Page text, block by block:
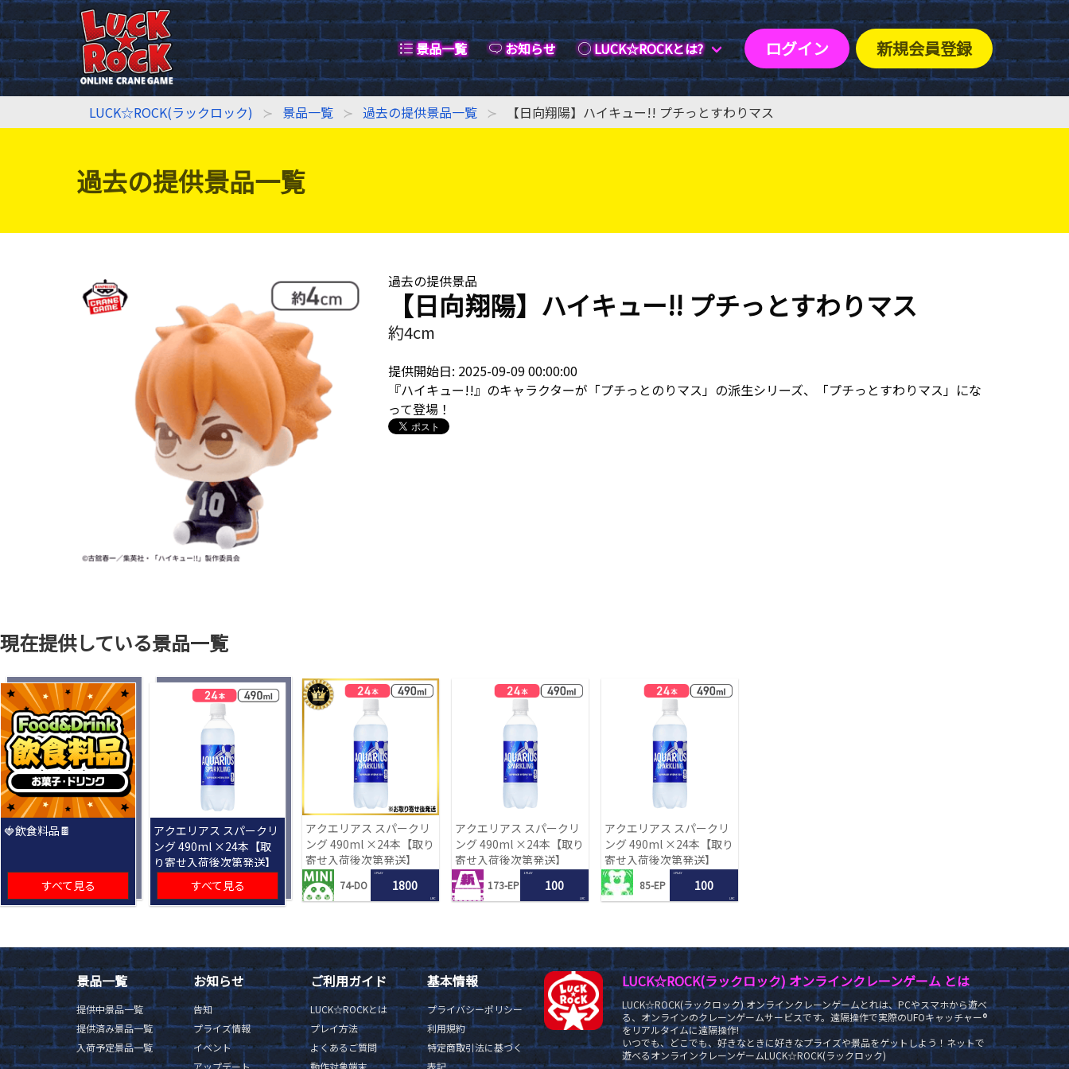
景品一覧 お知らせ LUCK☆ROCKとは? ログイン 新規会員登録
LUCK☆ROCK(ラックロック) 景品一覧 過去の提供景品一覧 【日向翔陽】ハイキュー!! プチっとすわりマス
過去の提供景品一覧
過去の提供景品
【日向翔陽】ハイキュー!! プチっとすわりマス
約4cm
提供開始日: 2025-09-09 00:00:00
『ハイキュー!!』のキャラクターが「プチっとのりマス」の派生シリーズ、「プチっとすわりマス」にな
って登場！
現在提供している景品一覧
🍓飲食料品🍫
すべて見る
アクエリアス スパークリ
ング 490ml ×24本【取
り寄せ入荷後次第発送】
すべて見る
アクエリアス スパークリ
ング 490ml ×24本【取り
寄せ入荷後次第発送】
74-DO
1 PLAY
1800
LRC
アクエリアス スパークリ
ング 490ml ×24本【取り
寄せ入荷後次第発送】
173-EP
1 PLAY
100
LRC
アクエリアス スパークリ
ング 490ml ×24本【取り
寄せ入荷後次第発送】
85-EP
1 PLAY
100
LRC
景品一覧
提供中景品一覧
提供済み景品一覧
入荷予定景品一覧
お知らせ
告知
プライズ情報
イベント
アップデート
ご利用ガイド
LUCK☆ROCKとは
プレイ方法
よくあるご質問
動作対象端末
基本情報
プライバシーポリシー
利用規約
特定商取引法に基づく
表記
LUCK☆ROCK(ラックロック) オンラインクレーンゲーム とは
LUCK☆ROCK(ラックロック) オンラインクレーンゲームとれは、PCやスマホから遊べ
る、オンラインのクレーンゲームサービスです。遠隔操作で実際のUFOキャッチャー®
をリアルタイムに遠隔操作!
いつでも、どこでも、好きなときに好きなプライズや景品をゲットしよう！ネットで
遊べるオンラインクレーンゲームLUCK☆ROCK(ラックロック)